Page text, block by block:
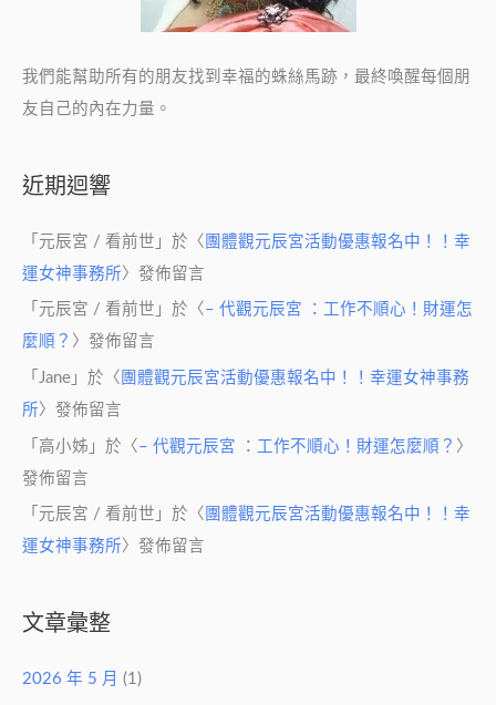
我們能幫助所有的朋友找到幸福的蛛絲馬跡，最終喚醒每個朋
友自己的內在力量。
近期迴響
「 元辰宮 / 看前世 」於〈 團體觀元辰宮活動優惠報名中！！幸
運女神事務所 〉發佈留言
「 元辰宮 / 看前世 」於〈 – 代觀元辰宮 ：工作不順心！財運怎
麼順？ 〉發佈留言
「 Jane 」於〈 團體觀元辰宮活動優惠報名中！！幸運女神事務
所〉發佈留言
「 高小姊 」於〈 – 代觀元辰宮 ：工作不順心！財運怎麼順？ 〉
發佈留言
「 元辰宮 / 看前世 」於〈 團體觀元辰宮活動優惠報名中！！幸
運女神事務所〉發佈留言
文章彙整
2026 年 5 月 (1)